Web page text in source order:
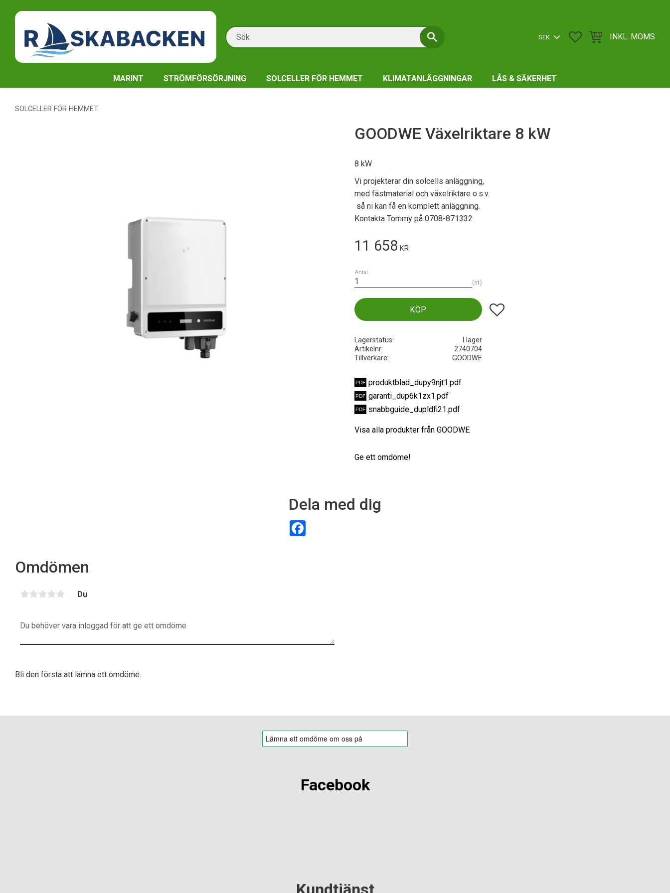
FAVORITER
KUNDVAGNINKL. MOMS
MARINT STRÖMFÖRSÖRJNING SOLCELLER FÖR HEMMET KLIMATANLÄGGNINGAR LÅS & SÄKERHET
SOLCELLER FÖR HEMMET
GOODWE Växelriktare 8 kW
8 kW
Vi projekterar din solcells anläggning,
med fästmaterial och växelriktare o.s.v.
så ni kan få en komplett anläggning.
Kontakta Tommy på 0708-871332
11 658 KR
Antal
st
KÖP Lägg till i favoriter
Lagerstatus
I lager
Artikelnr
2740704
Tillverkare
GOODWE
produktblad_dupy9njt1.pdf
garanti_dup6k1zx1.pdf
snabbguide_dupldfi21.pdf
Visa alla produkter från GOODWE
Ge ett omdöme!
Dela med dig
Omdömen
Du
Bli den första att lämna ett omdöme.
Facebook